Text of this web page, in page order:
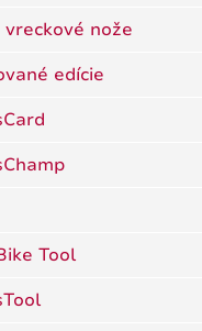
vreckové nože
edície
Tool